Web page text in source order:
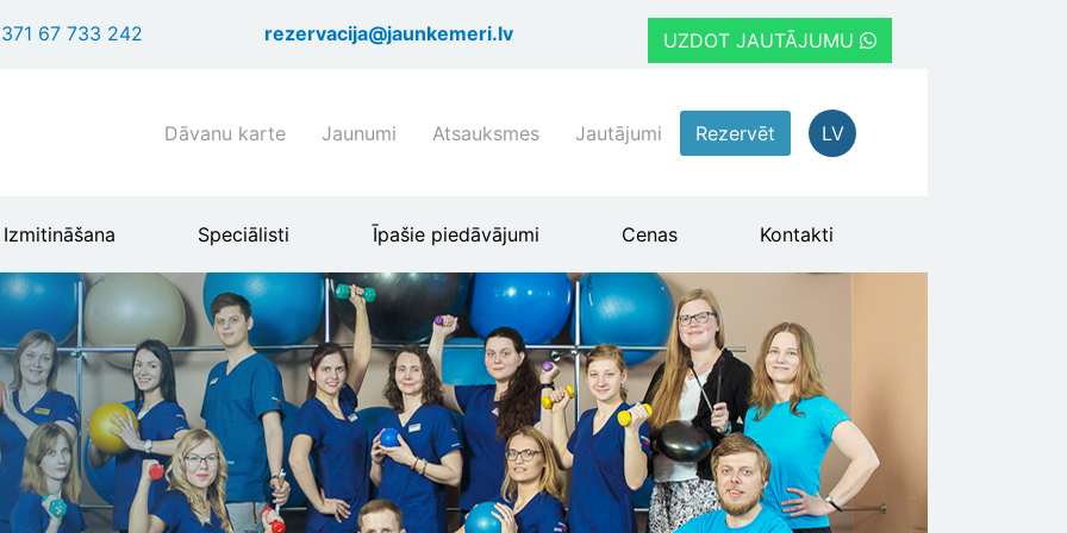
uz
67 733 242 rezervacija@jaunkemeri.lv UZDOT JAUTĀJUMU
Shortcuts
menu
Dāvanu karte Jaunumi Atsauksmes Jautājumi Rezervēt LV
Izmitināšana Speciālisti Īpašie piedāvājumi Cenas Kontakti